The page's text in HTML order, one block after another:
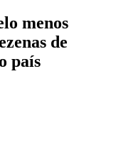
menos
de
país